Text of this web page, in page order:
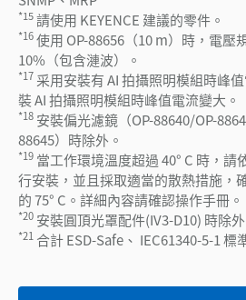
*15請使用 KEYENCE 建議的零件。
*16使用 OP-88656（10 m）時，電壓
10%（包含漣波）。
*17 采用安裝有 AI 拍攝照明模組時峰
裝 AI 拍攝照明模組時峰值電流變大。
*18 安裝偏光濾鏡（OP-88640/OP-
88645）時除外。
*19 當工作環境溫度超過 40° C 時，請
行安裝，並且採取適當的散熱措施，
的 75° C。詳細內容請確認操作手冊。
*20 安裝圓頂光罩配件(IV3-D10) 時除外
*21 合計 ESD-Safe、 IEC61340-5-1 標